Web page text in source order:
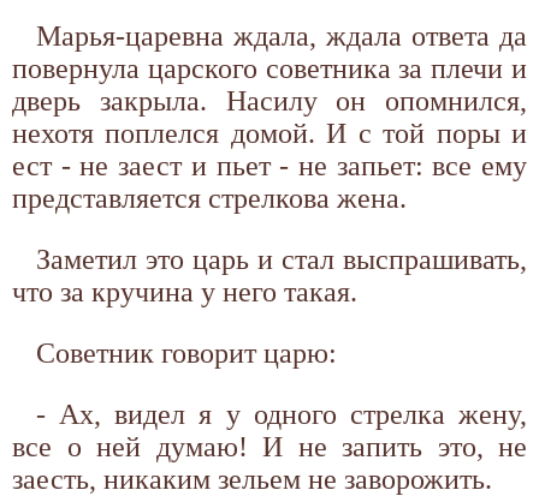
Марья-царевна ждала, ждала ответа да
повернула царского советника за плечи и
дверь закрыла. Насилу он опомнился,
нехотя поплелся домой. И с той поры и
ест - не заест и пьет - не запьет: все ему
представляется стрелкова жена.
Заметил это царь и стал выспрашивать,
что за кручина у него такая.
Советник говорит царю:
- Ах, видел я у одного стрелка жену,
все о ней думаю! И не запить это, не
заесть, никаким зельем не заворожить.